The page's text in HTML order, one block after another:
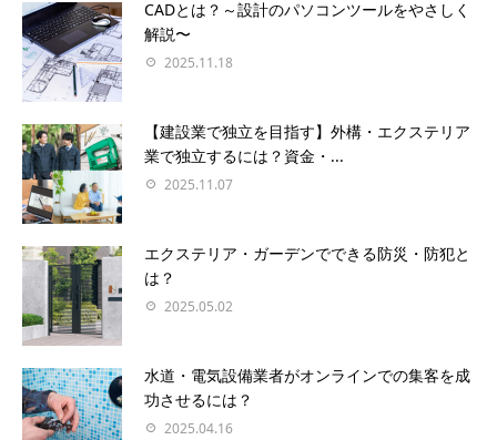
CADとは？～設計のパソコンツールをやさしく
解説〜
2025.11.18
【建設業で独立を目指す】外構・エクステリア
業で独立するには？資金・...
2025.11.07
エクステリア・ガーデンでできる防災・防犯と
は？
2025.05.02
水道・電気設備業者がオンラインでの集客を成
功させるには？
2025.04.16